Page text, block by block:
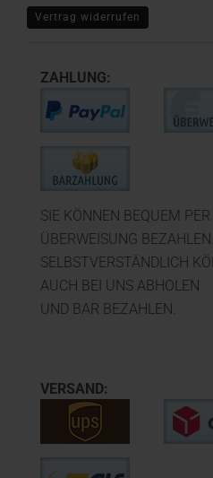
Vertrag widerrufen
ZAHLUNG:
SIE KÖNNEN BEQUEM
ÜBERWEISUNG BEZAHLEN.
SELBSTVERSTÄNDLICH
AUCH BEI UNS ABHOLEN
UND BAR BEZAHLEN.
VERSAND: